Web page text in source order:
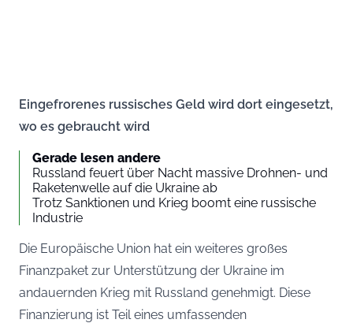
Eingefrorenes russisches Geld wird dort eingesetzt,
wo es gebraucht wird
Gerade lesen andere
Russland feuert über Nacht massive Drohnen- und
Raketenwelle auf die Ukraine ab
Trotz Sanktionen und Krieg boomt eine russische
Industrie
Die Europäische Union hat ein weiteres großes
Finanzpaket zur Unterstützung der Ukraine im
andauernden Krieg mit Russland genehmigt. Diese
Finanzierung ist Teil eines umfassenden